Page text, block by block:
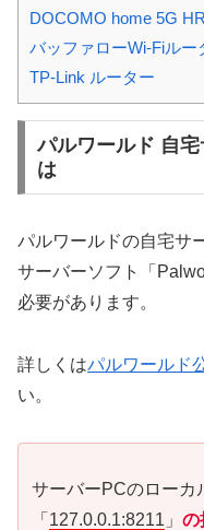
DOCOMO home 5G
バッファローWi-Fiルー
TP-Link ルーター
パルワールド 自
は
パルワールドの自宅サ
サーバーソフト「
必要があります。
詳しくはパルワールド
い。
サーバーPCのローカ
「 127.0.0.1:8211 」 の